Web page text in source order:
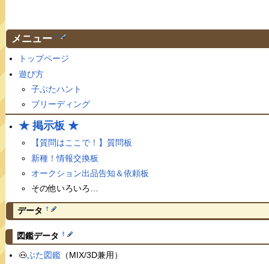
メニュー †
トップページ
遊び方
子ぶたハント
ブリーディング
★ 掲示板 ★
【質問はここで！】質問板
新種！情報交換板
オークション出品告知＆依頼板
その他いろいろ…
データ †
図鑑データ †
🐽ぶた図鑑（MIX/3D兼用）